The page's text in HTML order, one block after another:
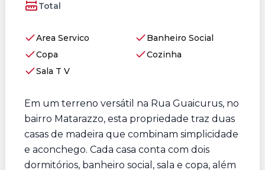
Total
Area Servico
Banheiro Social
Copa
Cozinha
Sala T V
Em um terreno versátil na Rua Guaicurus, no
bairro Matarazzo, esta propriedade traz duas
casas de madeira que combinam simplicidade
e aconchego. Cada casa conta com dois
dormitórios, banheiro social, sala e copa, além